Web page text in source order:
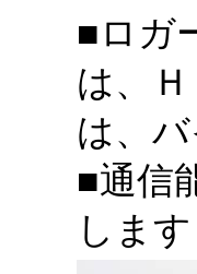
■ロガ
は、
は、バ
■通信
しま